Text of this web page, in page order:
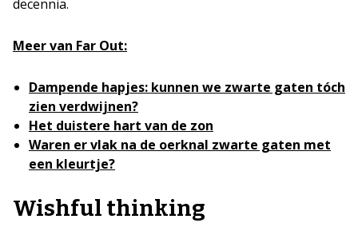
decennia.
Meer van Far Out:
Dampende hapjes: kunnen we zwarte gaten tóch
zien verdwijnen?
Het duistere hart van de zon
Waren er vlak na de oerknal zwarte gaten met
een kleurtje?
Wishful thinking